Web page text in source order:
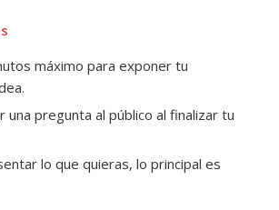
máximo para exponer tu
una pregunta al público al finalizar tu
lo que quieras, lo principal es